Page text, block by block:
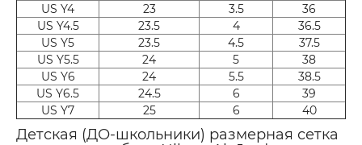
US Y4 23 3.5
36
US Y4.5
23.5 4
36.5
US Y5
23.5 4.5
37.5
US Y5.5
24 5
38
US Y6
24 5.5
38.5
US Y6.5
24.5 6
39
US Y7
25 6 40
Детская (ДО-школьники) размерная сетка